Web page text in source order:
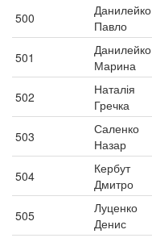
500
Данилейко
Павло
501
Данилейко
Марина
502
Наталія
Гречка
503
Саленко
Назар
504
Кербут
Дмитро
505
Луценко
Денис